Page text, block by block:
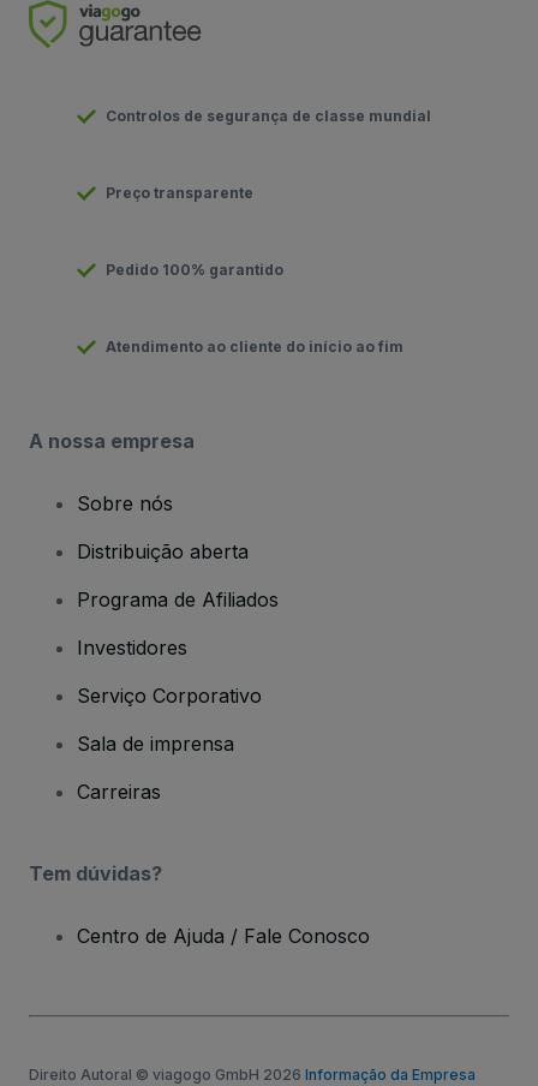
Controlos de segurança de classe mundial
Preço transparente
Pedido 100% garantido
Atendimento ao cliente do início ao fim
A nossa empresa
Sobre nós
Distribuição aberta
Programa de Afiliados
Investidores
Serviço Corporativo
Sala de imprensa
Carreiras
Tem dúvidas?
Centro de Ajuda / Fale Conosco
Direito Autoral © viagogo GmbH 2026 Informação da Empresa